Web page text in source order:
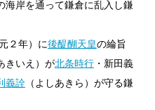
海岸を通って鎌倉に乱入し鎌
２年）に後醍醐天皇の綸旨
きいえ）が北条時行・新田義
義詮 （よしあきら）が守る鎌